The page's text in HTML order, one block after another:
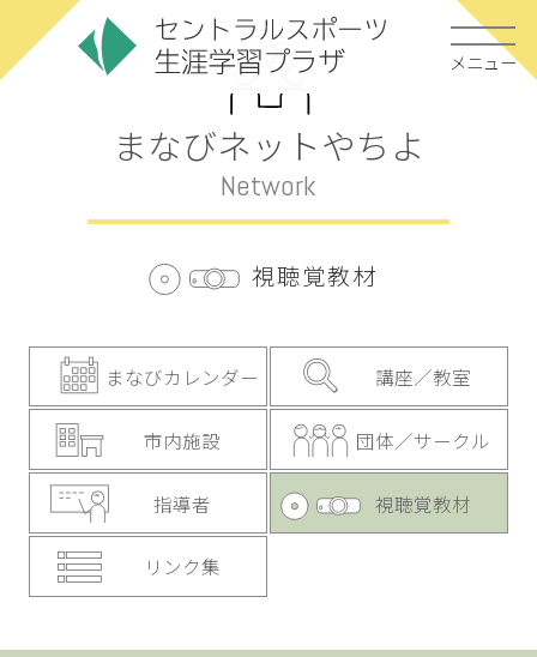
メニュー
まなびネットやちよ
Network
視聴覚教材
まなびカレンダー 講座／教室
市内施設 団体／サークル
指導者 視聴覚教材
リンク集